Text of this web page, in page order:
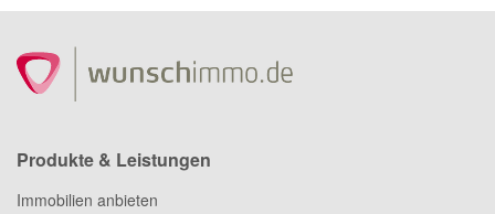
Produkte & Leistungen
Immobilien anbieten